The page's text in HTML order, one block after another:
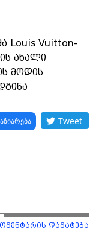
Louis Vuitton-
ახალი
მოდის
Tweet
დამატება